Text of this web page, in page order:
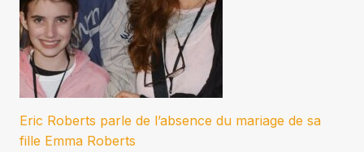
Eric Roberts parle de l’absence du mariage de sa
fille Emma Roberts